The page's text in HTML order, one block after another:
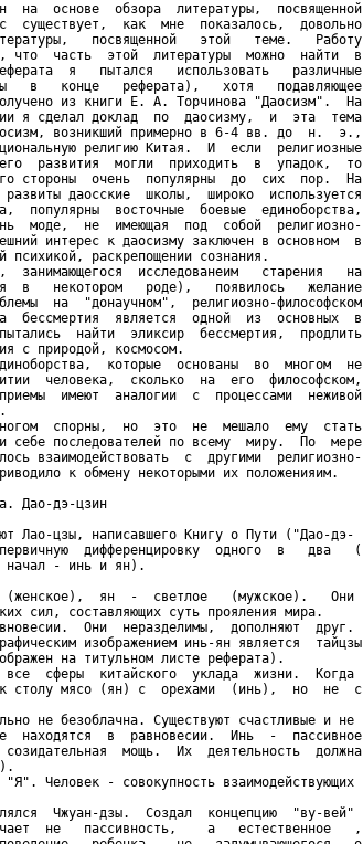
на  основе  обзора  литературы,  посвященной
существует,  как  мне  показалось,  довольно
посвященной   этой   теме.   Работу
что  часть  этой  литературы  можно  найти  в
я   пытался   использовать   различные
в   конце   реферата),   хотя   подавляющее
из книги Е. А. Торчинова "Даосизм".  На
я сделал доклад  по  даосизму,  и  эта  тема
возникший примерно в 6-4 вв. до  н.  э.,
религию Китая.  И  если  религиозные
развития  могли  приходить  в  упадок,  то
стороны  очень  популярны  до  сих  пор.  На
развиты даосские  школы,  широко  используется
популярны  восточные  боевые  единоборства,
моде,  не  имеющая  под  собой  религиозно-
интерес к даосизму заключен в основном  в
психикой, раскрепощении сознания.
занимающегося  исследованеим   старения   на
в   некотором   роде),   появилось   желание
на  "донаучном",  религиозно-философском
бессмертия  является  одной  из  основных  в
найти  эликсир  бессмертия,  продлить
с природой, космосом.
которые  основаны  во  многом  не
человека,  сколько  на  его  философском,
имеют  аналогии  с  процессами  неживой
спорны,  но  это  не  мешало  ему  стать
себе последователей по всему  миру.  По  мере
взаимодействовать  с  другими  религиозно-
к обмену некоторыми их положенияим.
Дао-дэ-цзин
Лао-цзы, написавшего Книгу о Пути ("Дао-дэ-
дифференцировку  одного  в   два   (
начал - инь и ян).
ян  -  светлое   (мужское).   Они
сил, составляющих суть прояления мира.
Они  неразделимы,  дополняют  друг.
изображением инь-ян является  тайцзы
на титульном листе реферата).
сферы  китайского  уклада  жизни.  Когда
к столу мясо (ян) с  орехами  (инь),  но  не  с
не безоблачна. Существуют счастливые и не
находятся  в  равновесии.  Инь  -  пассивное
мощь.  Их  деятельность  должна
Человек - совокупность взаимодействующих
Чжуан-дзы.  Создал  концепцию  "ву-вей"
не   пассивность,    а   естественное   ,